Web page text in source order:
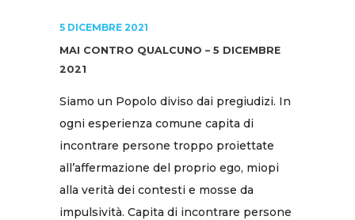
5 DICEMBRE 2021
MAI CONTRO QUALCUNO – 5 DICEMBRE
2021
Siamo un Popolo diviso dai pregiudizi. In
ogni esperienza comune capita di
incontrare persone troppo proiettate
all’affermazione del proprio ego, miopi
alla verità dei contesti e mosse da
impulsività. Capita di incontrare persone